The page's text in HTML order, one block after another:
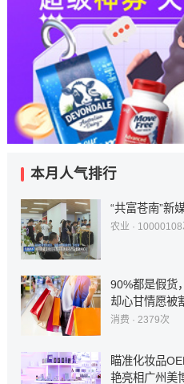
本月人气排行
“共富苍南”新
农业 · 10000108
90%都是假货
却心甘情愿被
消费 · 2379次
瞄准化妆品
艳亮相广州美